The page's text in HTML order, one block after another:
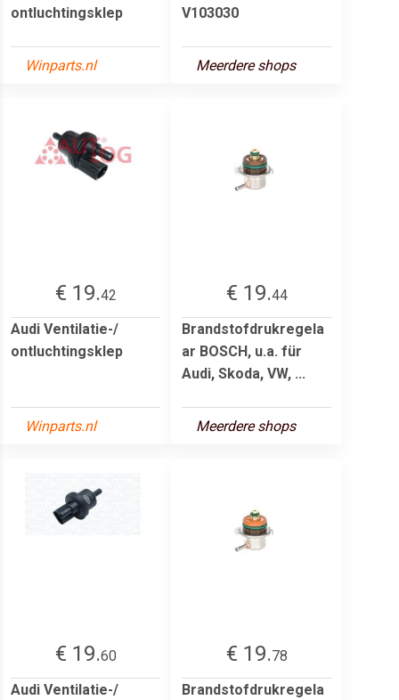
ontluchtingsklep
Winparts.nl
V103030
Meerdere shops
€ 19.42
Audi Ventilatie-/
ontluchtingsklep
Winparts.nl
€ 19.44
Brandstofdrukregela
ar BOSCH, u.a. für
Audi, Skoda, VW, ...
Meerdere shops
€ 19.60
Audi Ventilatie-/
€ 19.78
Brandstofdrukregela